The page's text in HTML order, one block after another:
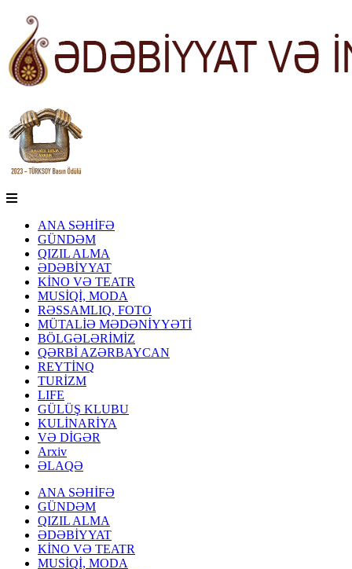
ANA SƏHİFƏ
GÜNDƏM
QIZIL ALMA
ƏDƏBİYYAT
KİNO VƏ TEATR
MUSİQİ, MODA
RƏSSAMLIQ, FOTO
MÜTALİƏ MƏDƏNİYYƏTİ
BÖLGƏLƏRİMİZ
QƏRBİ AZƏRBAYCAN
REYTİNQ
TURİZM
LIFE
GÜLÜŞ KLUBU
KULİNARİYA
VƏ DİGƏR
Arxiv
ƏLAQƏ
ANA SƏHİFƏ
GÜNDƏM
QIZIL ALMA
ƏDƏBİYYAT
KİNO VƏ TEATR
MUSİQİ, MODA